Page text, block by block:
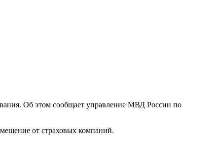
Об этом сообщает управление МВД России по
от страховых компаний.